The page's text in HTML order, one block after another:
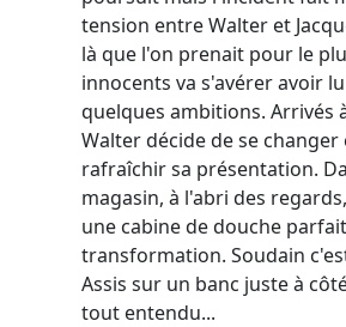
tension entre Walter et
là que l'on prenait pour le
innocents va s'avérer avoir
quelques ambitions. Arrivés
Walter décide de se changer
rafraîchir sa présentation.
magasin, à l'abri des
une cabine de douche
transformation. Soudain
Assis sur un banc juste à
tout entendu...